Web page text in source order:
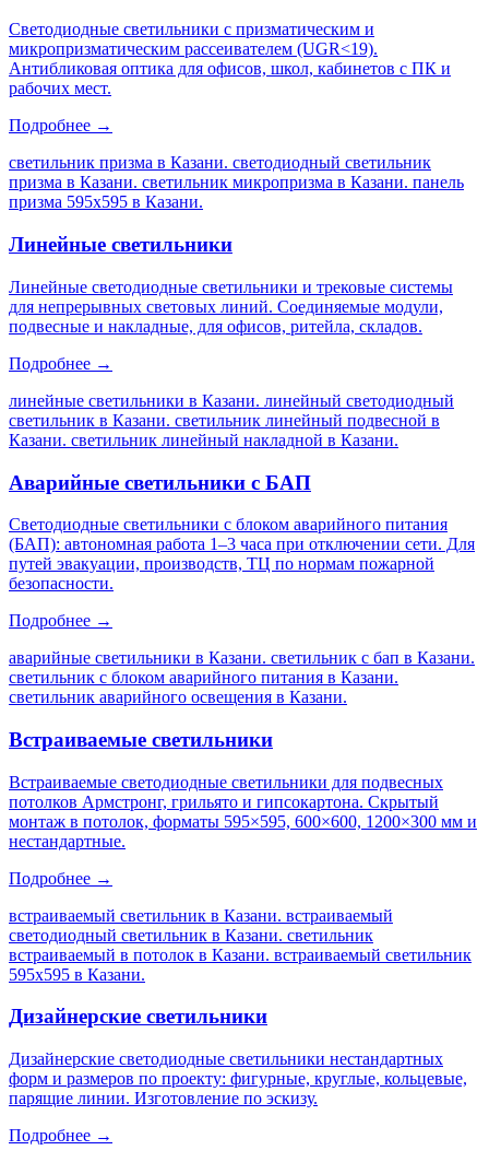
Светодиодные светильники с призматическим и
микропризматическим рассеивателем (UGR<19).
Антибликовая оптика для офисов, школ, кабинетов с ПК и
рабочих мест.
Подробнее →
светильник призма в Казани. светодиодный светильник
призма в Казани. светильник микропризма в Казани. панель
призма 595х595 в Казани.
Линейные светильники
Линейные светодиодные светильники и трековые системы
для непрерывных световых линий. Соединяемые модули,
подвесные и накладные, для офисов, ритейла, складов.
Подробнее →
линейные светильники в Казани. линейный светодиодный
светильник в Казани. светильник линейный подвесной в
Казани. светильник линейный накладной в Казани.
Аварийные светильники с БАП
Светодиодные светильники с блоком аварийного питания
(БАП): автономная работа 1–3 часа при отключении сети. Для
путей эвакуации, производств, ТЦ по нормам пожарной
безопасности.
Подробнее →
аварийные светильники в Казани. светильник с бап в Казани.
светильник с блоком аварийного питания в Казани.
светильник аварийного освещения в Казани.
Встраиваемые светильники
Встраиваемые светодиодные светильники для подвесных
потолков Армстронг, грильято и гипсокартона. Скрытый
монтаж в потолок, форматы 595×595, 600×600, 1200×300 мм и
нестандартные.
Подробнее →
встраиваемый светильник в Казани. встраиваемый
светодиодный светильник в Казани. светильник
встраиваемый в потолок в Казани. встраиваемый светильник
595х595 в Казани.
Дизайнерские светильники
Дизайнерские светодиодные светильники нестандартных
форм и размеров по проекту: фигурные, круглые, кольцевые,
парящие линии. Изготовление по эскизу.
Подробнее →